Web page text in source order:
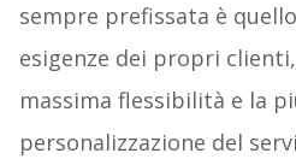
sempre prefissata è
esigenze dei propri
massima flessibilità e la
personalizzazione del